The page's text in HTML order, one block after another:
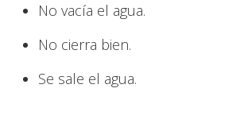
No vacía el agua.
No cierra bien.
Se sale el agua.